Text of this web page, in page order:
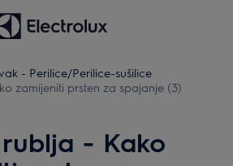
- Perilice/Perilice-sušilice
zamijeniti prsten za spajanje (3)
- Kako